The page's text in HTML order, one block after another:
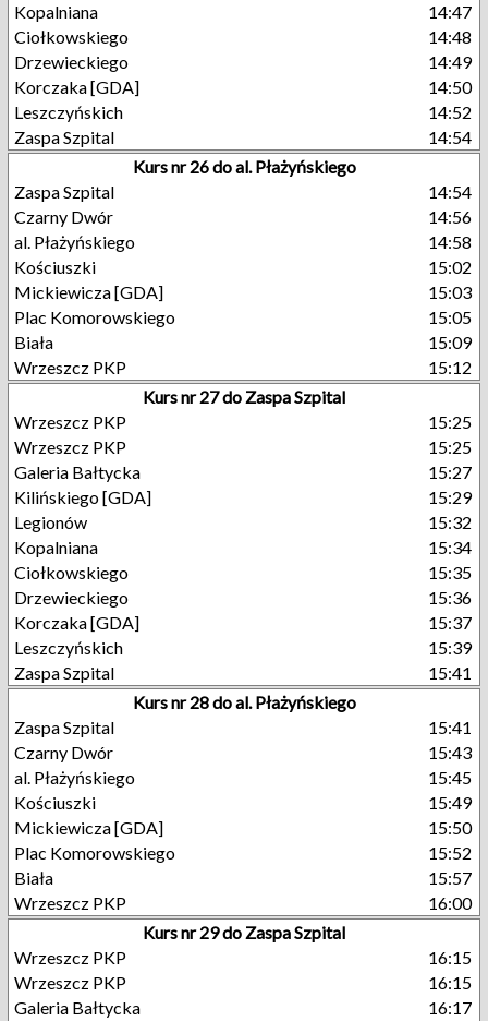
Kopalniana
14:47
Ciołkowskiego
14:48
Drzewieckiego
14:49
Korczaka [GDA]
14:50
Leszczyńskich
14:52
Zaspa Szpital
14:54
Kurs nr 26 do al. Płażyńskiego
Zaspa Szpital
14:54
Czarny Dwór
14:56
al. Płażyńskiego
14:58
Kościuszki
15:02
Mickiewicza [GDA]
15:03
Plac Komorowskiego
15:05
Biała
15:09
Wrzeszcz PKP
15:12
Kurs nr 27 do Zaspa Szpital
Wrzeszcz PKP
15:25
Wrzeszcz PKP
15:25
Galeria Bałtycka
15:27
Kilińskiego [GDA]
15:29
Legionów
15:32
Kopalniana
15:34
Ciołkowskiego
15:35
Drzewieckiego
15:36
Korczaka [GDA]
15:37
Leszczyńskich
15:39
Zaspa Szpital
15:41
Kurs nr 28 do al. Płażyńskiego
Zaspa Szpital
15:41
Czarny Dwór
15:43
al. Płażyńskiego
15:45
Kościuszki
15:49
Mickiewicza [GDA]
15:50
Plac Komorowskiego
15:52
Biała
15:57
Wrzeszcz PKP
16:00
Kurs nr 29 do Zaspa Szpital
Wrzeszcz PKP
16:15
Wrzeszcz PKP
16:15
Galeria Bałtycka
16:17